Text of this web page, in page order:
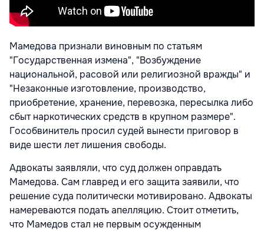
Мамедова признали виновным по статьям
"Государственная измена", "Возбуждение
национальной, расовой или религиозной вражды" и
"Незаконные изготовление, производство,
приобретение, хранение, перевозка, пересылка либо
сбыт наркотических средств в крупном размере".
Гособвинитель просил судей вынести приговор в
виде шести лет лишения свободы.
Адвокаты заявляли, что суд должен оправдать
Мамедова. Сам главред и его защита заявили, что
решение суда политически мотивировано. Адвокаты
намереваются подать апелляцию. Стоит отметить,
что Мамедов стал не первым осужденным